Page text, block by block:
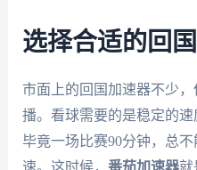
选择合适的回
市面上的回国加速器不少
播。看球需要的是稳定的
毕竟一场比赛90分钟，总